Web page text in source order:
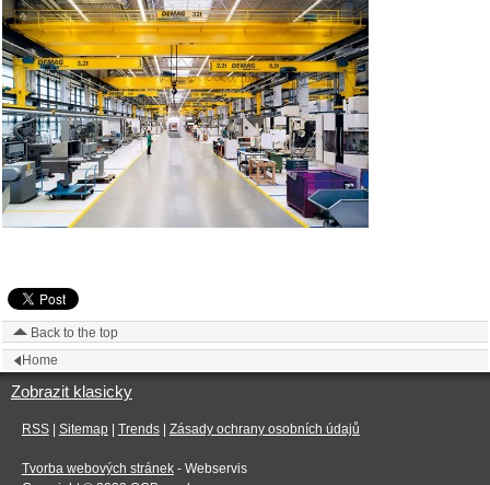
Back to the top
Home
Zobrazit klasicky
RSS| Sitemap| Trends| Zásady ochrany osobních údajů
Tvorba webových stránek- Webservis